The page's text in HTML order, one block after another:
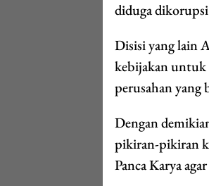
diduga
Disisi yang lain
kebijakan untuk
perusahan yang
Dengan
pikiran-pikiran
Panca Karya